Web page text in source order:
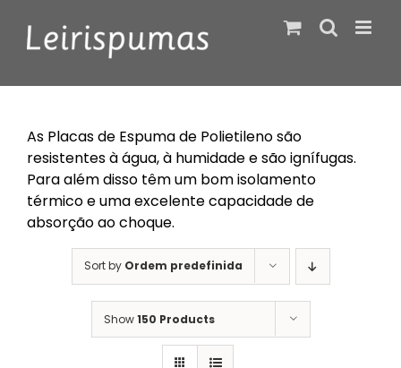
content
As Placas de Espuma de Polietileno são
resistentes à água, à humidade e são ignífugas.
Para além disso têm um bom isolamento
térmico e uma excelente capacidade de
absorção ao choque.
Sort by Ordem predefinida
Show150 Products